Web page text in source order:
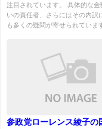
注目されています。 具体的な金
いの責任者、さらにはその内訳
も多くの疑問が寄せられていま
参政党ローレンス綾子の